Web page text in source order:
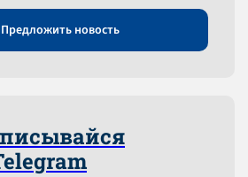
Предложить новость